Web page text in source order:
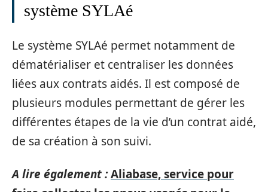
système SYLAé
Le système SYLAé permet notamment de
dématérialiser et centraliser les données
liées aux contrats aidés. Il est composé de
plusieurs modules permettant de gérer les
différentes étapes de la vie d’un contrat aidé,
de sa création à son suivi.
A lire également :Aliabase, service pour